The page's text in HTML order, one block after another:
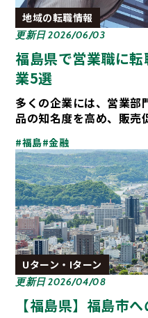
地域の転職情報
更新日 2026/06/03
福島県で営業職に
業5選
多くの企業には、営業部
品の知名度を高め、販売
#福島#金融
Uターン・Iターン
更新日 2026/04/08
【福島県】福島市